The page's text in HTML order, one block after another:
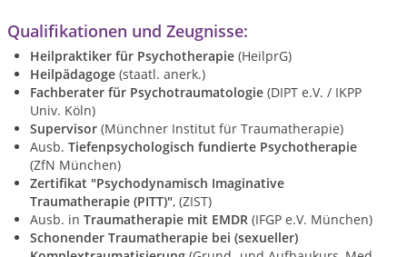
Qualifikationen und Zeugnisse:
Heilpraktiker für Psychotherapie (HeilprG)
Heilpädagoge (staatl. anerk.)
Fachberater für Psychotraumatologie (DIPT e.V. / IKPP
Univ. Köln)
Supervisor (Münchner Institut für Traumatherapie)
Ausb. Tiefenpsychologisch fundierte Psychotherapie
(ZfN München)
Zertifikat "Psychodynamisch Imaginative
Traumatherapie (PITT)", (ZIST)
Ausb. in Traumatherapie mit EMDR (IFGP e.V. München)
Schonender Traumatherapie bei (sexueller)